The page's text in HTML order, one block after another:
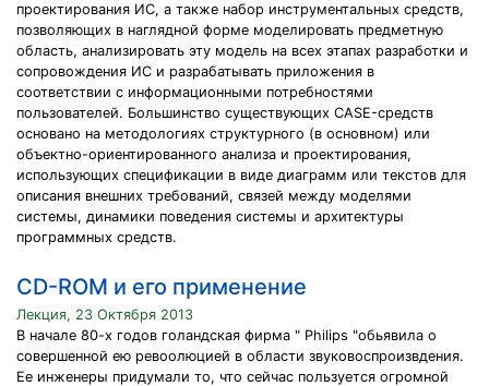
проектирования ИС, а также набор инструментальных средств,
позволяющих в наглядной форме моделировать предметную
область, анализировать эту модель на всех этапах разработки и
сопровождения ИС и разрабатывать приложения в
соответствии с информационными потребностями
пользователей. Большинство существующих CASE-средств
основано на методологиях структурного (в основном) или
объектно-ориентированного анализа и проектирования,
использующих спецификации в виде диаграмм или текстов для
описания внешних требований, связей между моделями
системы, динамики поведения системы и архитектуры
программных средств.
CD-ROM и его применение
Лекция, 23 Октября 2013
В начале 80-х годов голандская фирма " Philips "обьявила о
совершенной ею ревоолюцией в области звуковоспроизвдения.
Ее инженеры придумали то, что сейчас пользуется огромной